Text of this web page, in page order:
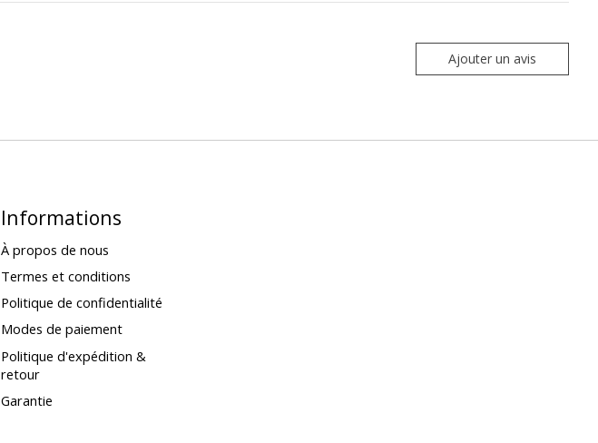
Ajouter un avis
Informations
À propos de nous
Termes et conditions
Politique de confidentialité
Modes de paiement
Politique d'expédition &
retour
Garantie